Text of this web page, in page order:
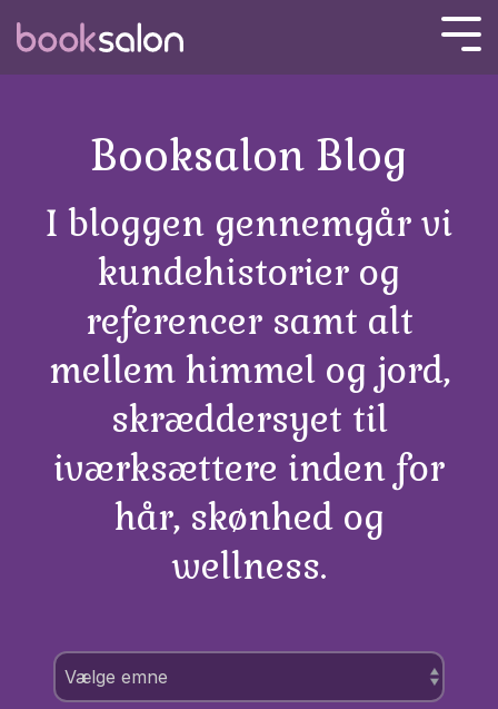
the
main
Booksalon Blog
I bloggen gennemgår vi
kundehistorier og
referencer samt alt
mellem himmel og jord,
skræddersyet til
iværksættere inden for
hår, skønhed og
wellness.